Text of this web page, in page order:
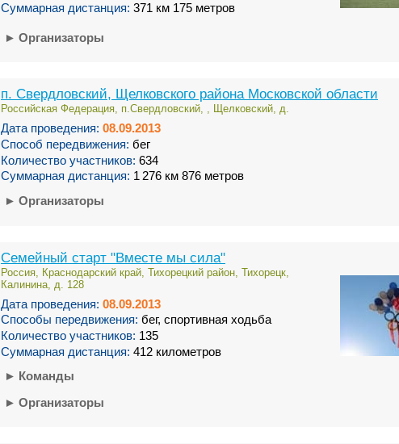
Суммарная дистанция: 371 км 175 метров
► Организаторы
п. Свердловский, Щелковского района Московской области
Российская Федерация, п.Свердловский, , Щелковский, д.
Дата проведения: 08.09.2013
Способ передвижения: бег
Количество участников: 634
Суммарная дистанция: 1 276 км 876 метров
► Организаторы
Семейный старт "Вместе мы сила"
Россия, Краснодарский край, Тихорецкий район, Тихорецк,
Калинина, д. 128
Дата проведения: 08.09.2013
Способы передвижения: бег, спортивная ходьба
Количество участников: 135
Суммарная дистанция: 412 километров
► Команды
► Организаторы